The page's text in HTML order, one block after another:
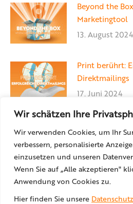
Wir schätzen Ihre
Wir verwenden Cookies, um Ihr
verbessern, personalisierte
einzusetzen und unseren
Wenn Sie auf „Alle akzeptieren"
Anwendung von Cookies zu.
Hier finden Sie unsere
Beyond the
Marketingtool
13. August 2024
Print berührt:
Direktmailings
17. Juni 2024